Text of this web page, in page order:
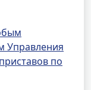
Управления
по